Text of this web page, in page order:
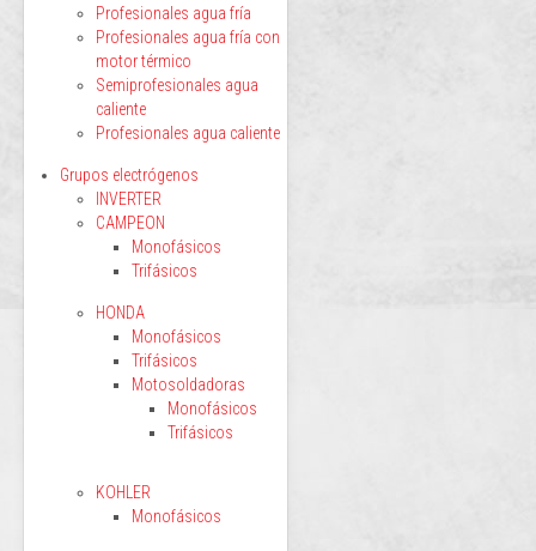
Profesionales agua fría
Profesionales agua fría con
motor térmico
Semiprofesionales agua
caliente
Profesionales agua caliente
Grupos electrógenos
INVERTER
CAMPEON
Monofásicos
Trifásicos
HONDA
Monofásicos
Trifásicos
Motosoldadoras
Monofásicos
Trifásicos
KOHLER
Monofásicos